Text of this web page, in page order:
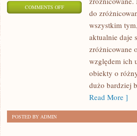
COMMENTS OFFON
ZNACZENIE?
do
wszystkim
aktualnie daje
zróżnicowane
względem ich
obiekty o
dużo bardziej
Read More ]
POSTED BY ADMIN